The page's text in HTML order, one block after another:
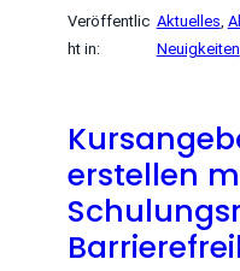
Veröffentlic
ht in:
Aktuelles,
Neuigkeiten
erstellen